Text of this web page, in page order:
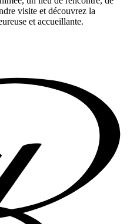
visite et découvrez la
et accueillante.